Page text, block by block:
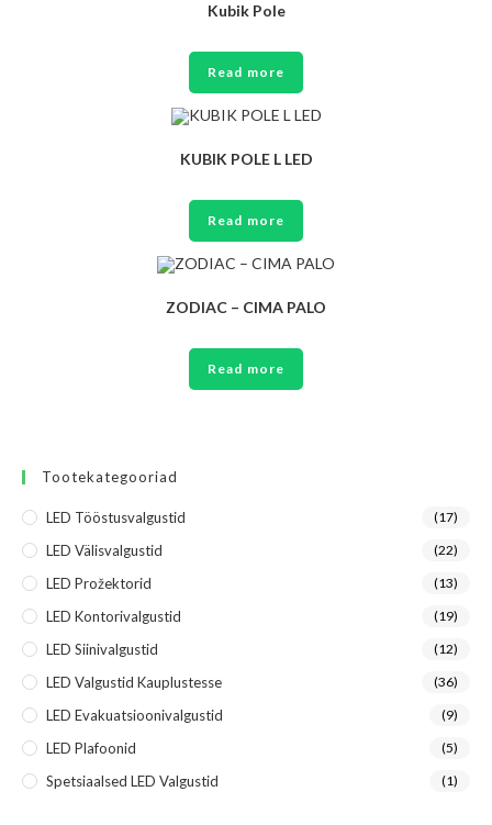
Kubik Pole
Read more
KUBIK POLE L LED
Read more
ZODIAC – CIMA PALO
Read more
Tootekategooriad
LED Tööstusvalgustid (17)
LED Välisvalgustid (22)
LED Prožektorid (13)
LED Kontorivalgustid (19)
LED Siinivalgustid (12)
LED Valgustid Kauplustesse (36)
LED Evakuatsioonivalgustid (9)
LED Plafoonid (5)
Spetsiaalsed LED Valgustid (1)